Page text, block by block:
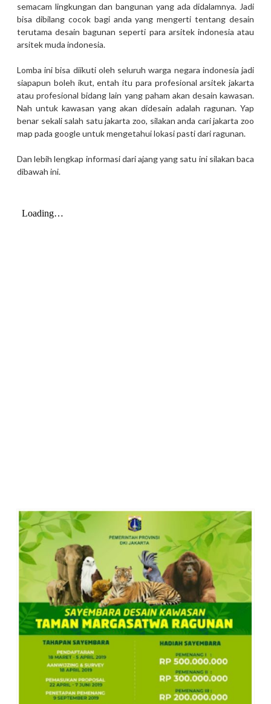
semacam lingkungan dan bangunan yang ada didalamnya. Jadi
bisa dibilang cocok bagi anda yang mengerti tentang desain
terutama desain bagunan seperti para arsitek indonesia atau
arsitek muda indonesia.
Lomba ini bisa diikuti oleh seluruh warga negara indonesia jadi
siapapun boleh ikut, entah itu para profesional arsitek jakarta
atau profesional bidang lain yang paham akan desain kawasan.
Nah untuk kawasan yang akan didesain adalah ragunan. Yap
benar sekali salah satu jakarta zoo, silakan anda cari jakarta zoo
map pada google untuk mengetahui lokasi pasti dari ragunan.
Dan lebih lengkap informasi dari ajang yang satu ini silakan baca
dibawah ini.